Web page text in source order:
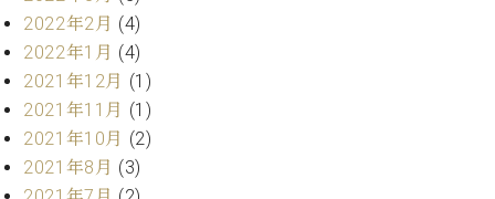
イ
ト
ピ
ア
ノ
C.
ベ
ノ
の
コ
ン
シ
ェ
2022年2月 (4)
2022年1月 (4)
2021年12月 (1)
2021年11月 (1)
2021年10月 (2)
2021年8月 (3)